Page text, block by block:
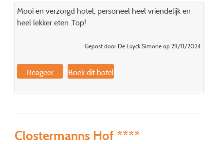
Mooi en verzorgd hotel, personeel heel vriendelijk en
heel lekker eten .Top!
Gepost door De Luyck Simone op 29/11/2024
Reageer Boek dit hotel
Clostermanns Hof ****